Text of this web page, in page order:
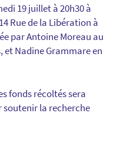
19 juillet à 20h30 à
Rue de la Libération à
par Antoine Moreau au
et Nadine Grammare en
fonds récoltés sera
soutenir la recherche